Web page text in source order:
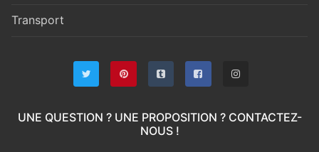
Transport
UNE QUESTION ? UNE PROPOSITION ? CONTACTEZ-
NOUS !